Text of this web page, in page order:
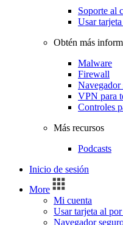
Soporte al
Usar
Obtén más
Malware
Firewall
Navegador
VPN para
Controles
Más recursos
Podcasts
Inicio de sesión
More
Mi cuenta
Usar tarjeta al
Navegador